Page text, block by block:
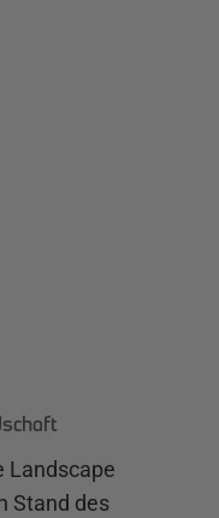
Landscape
Stand des